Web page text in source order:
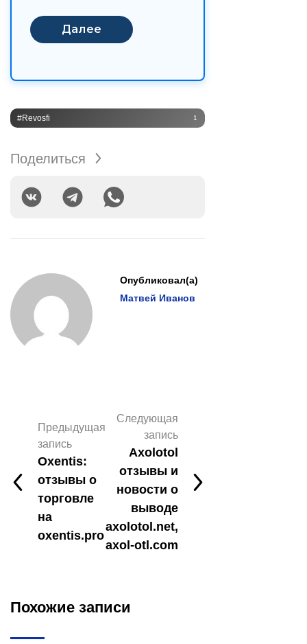
#Revosfi 1
Поделиться
Опубликовал(а)
Матвей Иванов
Предыдущая
запись
Oxentis:
отзывы о
торговле
на
oxentis.pro
Следующая
запись
Axolotol
отзывы и
новости о
выводе
axolotol.net,
axol-otl.com
Похожие записи